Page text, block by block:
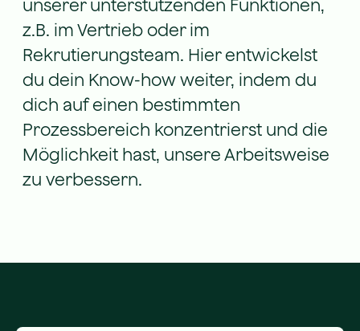
unserer unterstützenden Funktionen,
z.B. im Vertrieb oder im
Rekrutierungsteam. Hier entwickelst
du dein Know-how weiter, indem du
dich auf einen bestimmten
Prozessbereich konzentrierst und die
Möglichkeit hast, unsere Arbeitsweise
zu verbessern.